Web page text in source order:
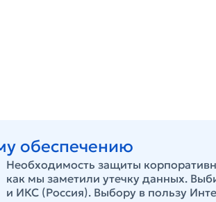
обеспечению
Необходимость защиты
как мы заметили утечку данных.
и ИКС (Россия). Выбору в пользу